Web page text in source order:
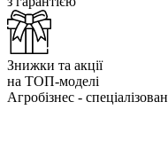
Знижки та акції
на ТОП-моделі
Агробізнес -